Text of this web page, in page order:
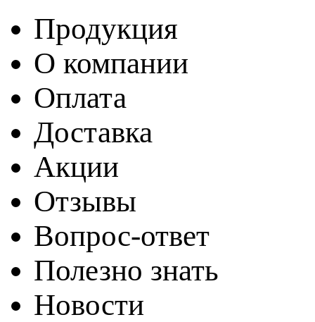
Продукция
О компании
Оплата
Доставка
Акции
Отзывы
Вопрос-ответ
Полезно знать
Новости